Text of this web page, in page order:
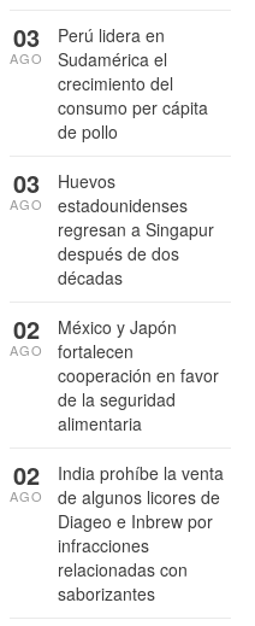
Perú lidera en
Sudamérica el
crecimiento del
consumo per cápita
de pollo
03
AGO
Huevos
estadounidenses
regresan a Singapur
después de dos
décadas
03
AGO
México y Japón
fortalecen
cooperación en favor
de la seguridad
alimentaria
02
AGO
India prohíbe la venta
de algunos licores de
Diageo e Inbrew por
infracciones
relacionadas con
saborizantes
02
AGO